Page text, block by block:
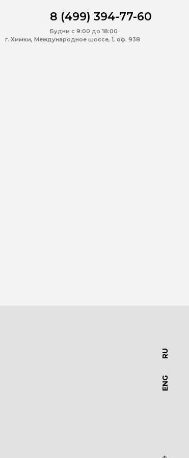
8 (499) 394-77-60
Будни с 9:00 до 18:00
г. Химки, Международное шоссе, 1, оф. 938
ENG
RU